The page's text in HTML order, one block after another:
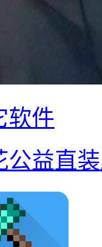
软件
公益直